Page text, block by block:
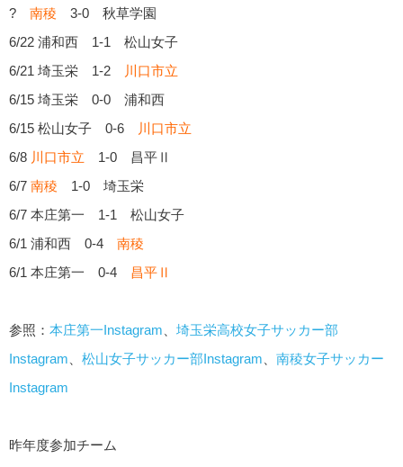
? 南稜 3-0 秋草学園
6/22 浦和西 1-1 松山女子
6/21 埼玉栄 1-2
川口市立
6/15 埼玉栄 0-0 浦和西
6/15 松山女子 0-6
川口市立
6/8 川口市立 1-0 昌平Ⅱ
6/7 南稜 1-0 埼玉栄
6/7 本庄第一 1-1 松山女子
6/1 浦和西 0-4 南稜
6/1 本庄第一 0-4 昌平Ⅱ
参照： 本庄第一Instagram
埼玉栄高校女子サッカー部
Instagram
松山女子サッカー部Instagram
南稜女子サッカー
Instagram
昨年度参加チーム